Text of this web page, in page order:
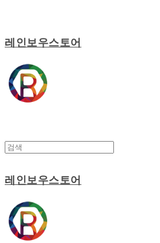
레인보우스토어
레인보우스토어